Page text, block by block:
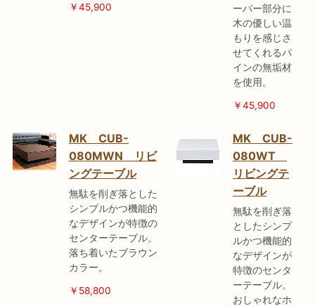
￥45,900
ーバー部分に
木の優しい温
もりを感じさ
せてくれるパ
インの無垢材
を使用。
￥45,900
MK CUB-
080MWN リビ
ングテーブル
無駄を削ぎ落とした
シンプルかつ機能的
なデザインが特徴の
センターテーブル。
落ち着いたブラウン
カラー。
￥58,800
MK CUB-
080WT
リビングテ
ーブル
無駄を削ぎ落
としたシンプ
ルかつ機能的
なデザインが
特徴のセンタ
ーテーブル。
おしゃれなホ